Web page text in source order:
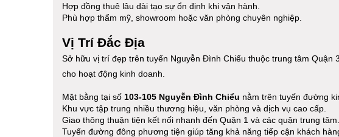
Hợp đồng thuê lâu dài tạo sự ổn định khi vận hành.
Phù hợp thẩm mỹ, showroom hoặc văn phòng chuyên nghiệp.
Vị Trí Đắc Địa
Sở hữu vị trí đẹp trên tuyến Nguyễn Đình Chiểu thuộc trung tâm Quận
cho hoạt động kinh doanh.
Mặt bằng tại số 103-105 Nguyễn Đình Chiểu nằm trên tuyến đường
Khu vực tập trung nhiều thương hiệu, văn phòng và dịch vụ cao cấp.
Giao thông thuận tiện kết nối nhanh đến Quận 1 và các quận trung tâm.
Tuyến đường đông phương tiện giúp tăng khả năng tiếp cận khách